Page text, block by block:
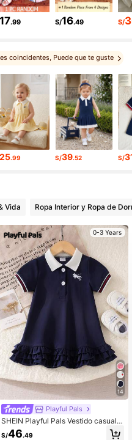
.99 S/16.49 S/
coincidentes, Puede que te guste
estilo, conjuntos, Te podría gustar
, Artículos relacionados
.99 S/39.52 S/
Vida Ropa Interior y Ropa de
0-3 Years
14
Playful Pals
SHEIN Playful Pals Vestido casual d
e deporte de manga corta con cuell
o polo de punto para niñas bebé en
S/46.49